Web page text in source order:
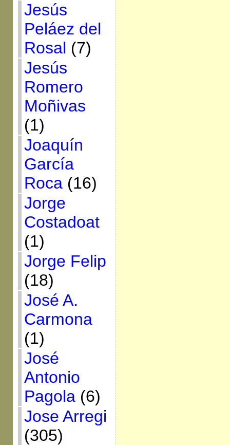
Jesús
Peláez del
Rosal (7)
Jesús
Romero
Moñivas
(1)
Joaquín
García
Roca(16)
Jorge
Costadoat
(1)
Jorge Felip
(18)
José A.
Carmona
(1)
José
Antonio
Pagola(6)
Jose Arregi
(305)